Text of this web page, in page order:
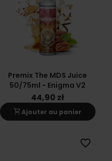
Premix The MDS Juice
50/75ml - Enigma V2
44,90 zł
shopping_cartAjouter au panier
favorite_border